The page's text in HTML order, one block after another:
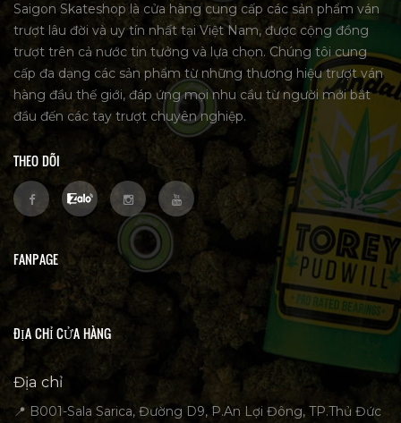
Saigon Skateshop là cửa hàng cung cấp các sản phẩm ván
trượt lâu đời và uy tín nhất tại Việt Nam, được cộng đồng
trượt trên cả nước tin tưởng và lựa chọn. Chúng tôi cung
cấp đa dạng các sản phẩm từ những thương hiệu trượt ván
hàng đầu thế giới, đáp ứng mọi nhu cầu từ người mới bắt
đầu đến các tay trượt chuyên nghiệp.
THEO DÕI
FANPAGE
ĐỊA CHỈ CỬA HÀNG
Địa chỉ
📍 B001-Sala Sarica, Đường D9, P.An Lợi Đông, TP.Thủ Đức